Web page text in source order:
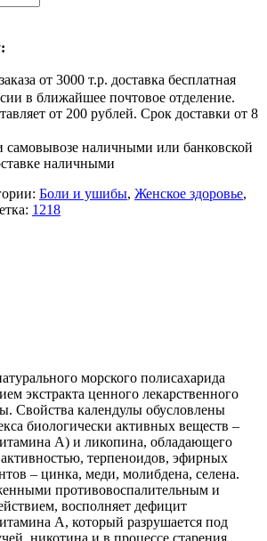
от 3000 т.р. доставка бесплатная
в ближайшее почтовое отделение.
от 200 рублей. Срок доставки от 8
самовывозе наличными или банковской
наличными
Боли и ушибы, Женское здоровье,
1218
морского полисахарида
экстракта ценного лекарственного
Свойства календулы обусловлены
биологически активных веществ –
А) и ликопина, обладающего
терпеноидов, эфирных
– цинка, меди, молибдена, селена.
противовоспалительным и
восполняет дефицит
А, который разрушается под
никотина и в процессе старения